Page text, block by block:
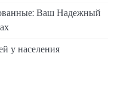
Ваш Надежный
у населения